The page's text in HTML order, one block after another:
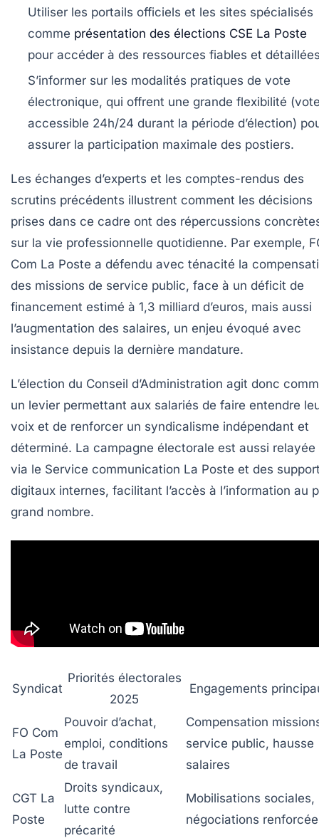
Utiliser les portails officiels et les sites spécialisés
comme présentation des élections CSE La Poste
pour accéder à des ressources fiables et
S’informer sur les modalités pratiques de vote
électronique, qui offrent une grande flexibilité
accessible 24h/24 durant la période d’élection)
assurer la participation maximale des postiers.
Les échanges d’experts et les comptes-rendus des
scrutins précédents illustrent comment les décisions
prises dans ce cadre ont des répercussions
sur la vie professionnelle quotidienne. Par exemple,
Com La Poste a défendu avec ténacité la
des missions de service public, face à un déficit de
financement estimé à 1,3 milliard d’euros, mais aussi
l’augmentation des salaires, un enjeu évoqué avec
insistance depuis la dernière mandature.
L’élection du Conseil d’Administration agit donc
un levier permettant aux salariés de faire entendre
voix et de renforcer un syndicalisme indépendant et
déterminé. La campagne électorale est aussi relayée
via le Service communication La Poste et des
digitaux internes, facilitant l’accès à l’information au
grand nombre.
Syndicat
Priorités électorales
2025
Engagements
FO Com
La Poste
Pouvoir d’achat,
emploi, conditions
de travail
Compensation
service public, hausse
salaires
CGT La
Poste
Droits syndicaux,
lutte contre
précarité
Mobilisations sociales,
négociations